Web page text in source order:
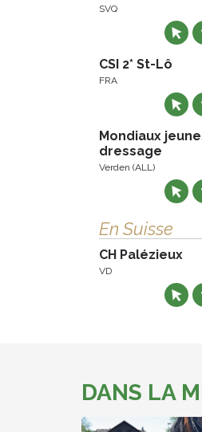
SVQ
CSI 2* St-Lô
FRA
Mondiaux
dressage
Verden (ALL)
En Suisse
CH Palézieux
VD
DANS LA